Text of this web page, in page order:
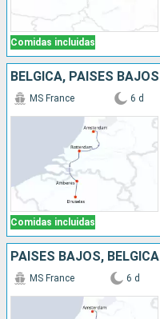
Comidas incluidas
BÉLGICA, PAISES BAJOS
Comidas incluidas
MS France 6 d
PAISES BAJOS, BÉLGICA
MS France 6 d